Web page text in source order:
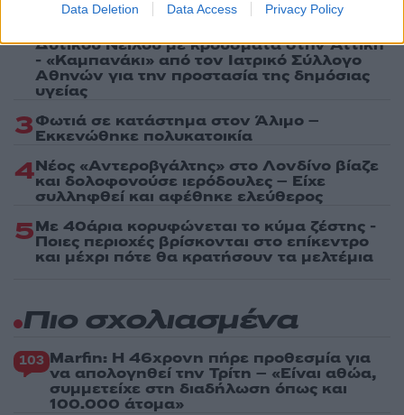
Data Deletion Data Access Privacy Policy
2Δυτικού Νείλου με κρούσματα στην Αττική
- «Καμπανάκι» από τον Ιατρικό Σύλλογο
Αθηνών για την προστασία της δημόσιας
υγείας
3Φωτιά σε κατάστημα στον Άλιμο –
Εκκενώθηκε πολυκατοικία
4Νέος «Αντεροβγάλτης» στο Λονδίνο βίαζε
και δολοφονούσε ιερόδουλες – Είχε
συλληφθεί και αφέθηκε ελεύθερος
5Με 40άρια κορυφώνεται το κύμα ζέστης -
Ποιες περιοχές βρίσκονται στο επίκεντρο
και μέχρι πότε θα κρατήσουν τα μελτέμια
Πιο σχολιασμένα
103 Marfin: Η 46χρονη πήρε προθεσμία για
να απολογηθεί την Τρίτη – «Είναι αθώα,
συμμετείχε στη διαδήλωση όπως και
100.000 άτομα»